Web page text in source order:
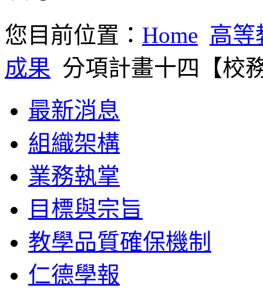
您目前位置： Home 高等
成果 分項計畫十四【校
最新消息
組織架構
業務執掌
目標與宗旨
教學品質確保機制
仁德學報